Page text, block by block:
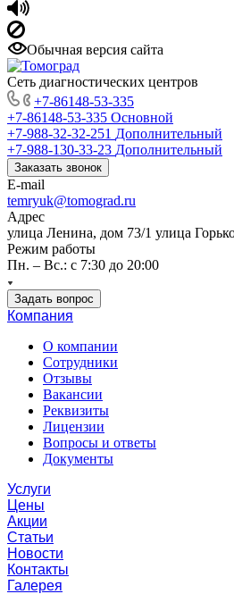
Обычная версия сайта
Сеть диагностических центров
+7-86148-53-335
+7-86148-53-335 Основной
+7-988-32-32-251 Дополнительный
+7-988-130-33-23 Дополнительный
Заказать звонок
E-mail
temryuk@tomograd.ru
Адрес
улица Ленина, дом 73/1 улица
Режим работы
Пн. – Вс.: с 7:30 до 20:00
Задать вопрос
Компания
О компании
Сотрудники
Отзывы
Вакансии
Реквизиты
Лицензии
Вопросы и ответы
Документы
Услуги
Цены
Акции
Статьи
Новости
Контакты
Галерея